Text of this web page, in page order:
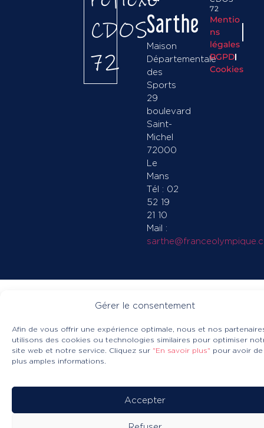
Gérer le consentement
Afin de vous offrir une expérience optimale, nous et nos
utilisons des cookies ou technologies similaires pour optimiser
site web et notre service. Cliquez sur "En savoir plus" pour avoir de
plus amples informations.
Accepter
Refuser
CDOS
72
Sarthe
Maison
Départementale
des
Sports
29
boulevard
Saint-
Michel
72000
Le
Mans
Tél : 02
52 19
21 10
Mail :
72
Mentio
ns
légales
RGPD
Cookies